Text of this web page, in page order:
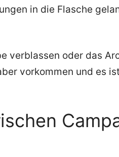
in die Flasche
verblassen oder das
vorkommen und es